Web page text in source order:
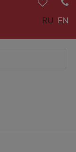
RU EN